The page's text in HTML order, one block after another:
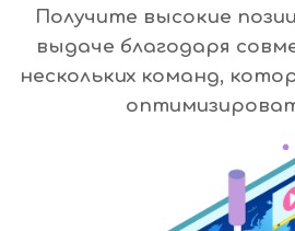
Получите высокие
выдаче благодаря
нескольких команд,